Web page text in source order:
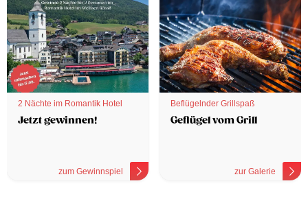
2 Nächte im Romantik Hotel
Jetzt gewinnen!
zum Gewinnspiel
Beflügelnder Grillspaß
Geflügel vom Grill
zur Galerie